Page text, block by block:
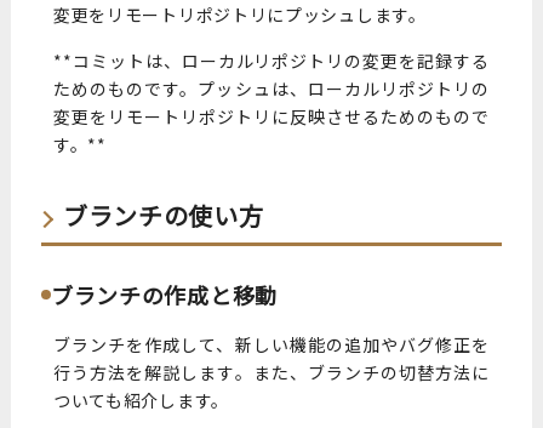
変更をリモートリポジトリにプッシュします。
**コミットは、ローカルリポジトリの変更を記録する
ためのものです。プッシュは、ローカルリポジトリの
変更をリモートリポジトリに反映させるためのもので
す。**
ブランチの使い方
ブランチの作成と移動
ブランチを作成して、新しい機能の追加やバグ修正を
行う方法を解説します。また、ブランチの切替方法に
ついても紹介します。